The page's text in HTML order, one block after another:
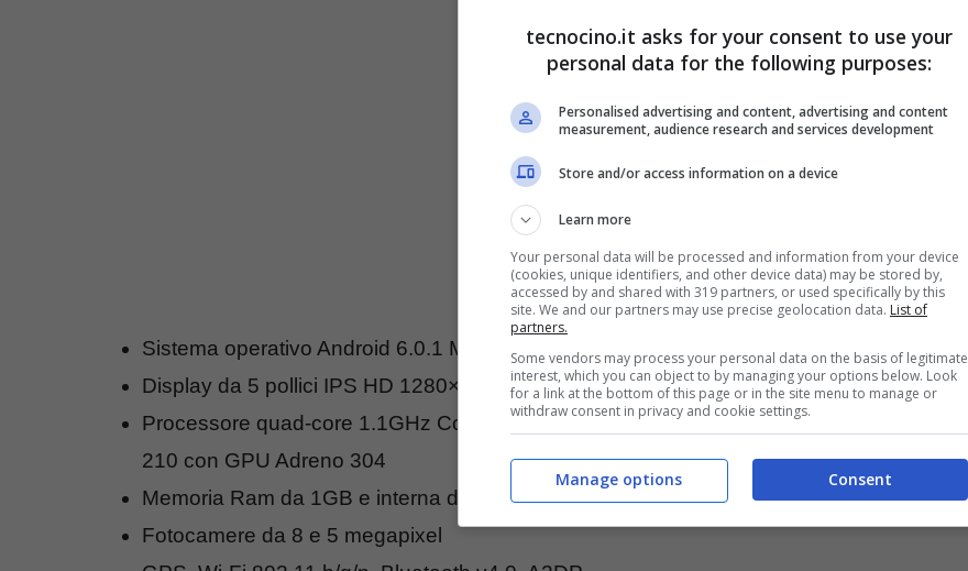
Sistema operativo Android 6.0.1 Marshmallow
Display da 5 pollici IPS HD 1280×720 pixel, densità 293ppi
Processore quad-core 1.1GHz Cortex-A7 su SoC Qualcomm MSM8909 Snapdragon
210 con GPU Adreno 304
Memoria Ram da 1GB e interna da 8GB con espansione di ulteriori 128GB
Fotocamere da 8 e 5 megapixel
tecnocino.it asks for your consent to use your
personal data for the following purposes:
Personalised advertising and content, advertising and content
measurement, audience research and services development
Store and/or access information on a device
Learn more
Your personal data will be processed and information from your device
(cookies, unique identifiers, and other device data) may be stored by,
accessed by and shared with 319 partners, or used specifically by this
site. We and our partners may use precise geolocation data. List of
partners.
Some vendors may process your personal data on the basis of legitimate
interest, which you can object to by managing your options below. Look
for a link at the bottom of this page or in the site menu to manage or
withdraw consent in privacy and cookie settings.
Consent
Manage options